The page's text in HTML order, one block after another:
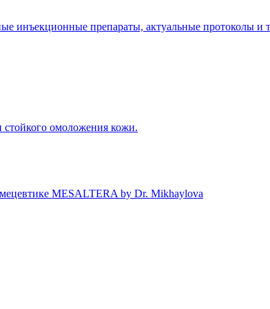
инъекционные препараты, актуальные протоколы и
омоложения кожи.
MESALTERA by Dr. Mikhaylova